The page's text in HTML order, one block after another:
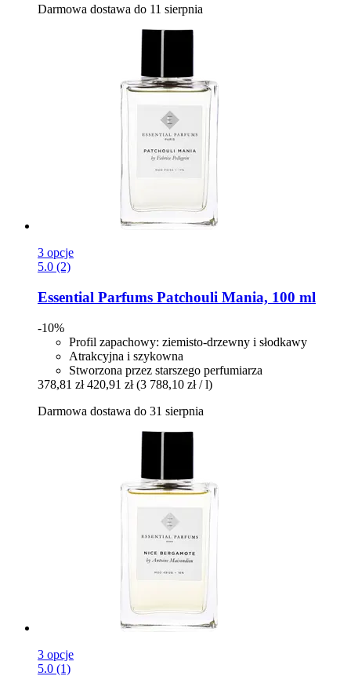
Darmowa dostawa do 11 sierpnia
3 opcje
5.0 (2)
Essential Parfums Patchouli Mania, 100 ml
-10%
Profil zapachowy: ziemisto-drzewny i słodkawy
Atrakcyjna i szykowna
Stworzona przez starszego perfumiarza
378,81 zł 420,91 zł (3 788,10 zł / l)
Darmowa dostawa do 31 sierpnia
3 opcje
5.0 (1)